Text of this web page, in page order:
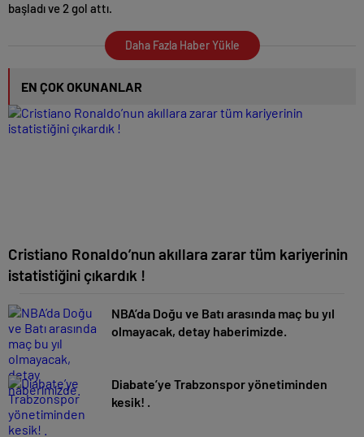
başladı ve 2 gol attı.
Daha Fazla Haber Yükle
EN ÇOK OKUNANLAR
Cristiano Ronaldo’nun akıllara zarar tüm kariyerinin
istatistiğini çıkardık !
NBA’da Doğu ve Batı arasında maç bu yıl
olmayacak, detay haberimizde.
Diabate’ye Trabzonspor yönetiminden
kesik! .